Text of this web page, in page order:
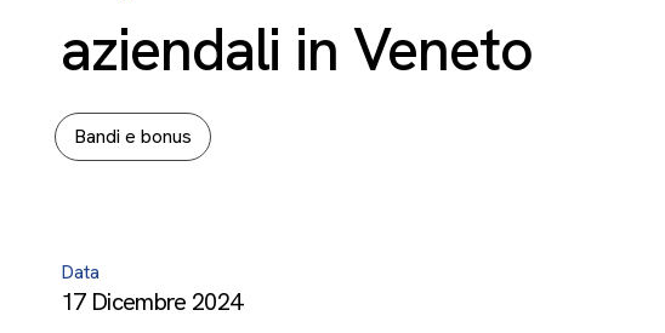
aziendali inVeneto
Bandi e bonus
Data
17 Dicembre 2024